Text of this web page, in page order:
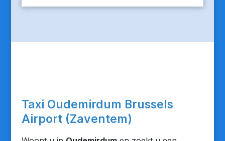
Taxi Oudemirdum Brussels
Airport (Zaventem)